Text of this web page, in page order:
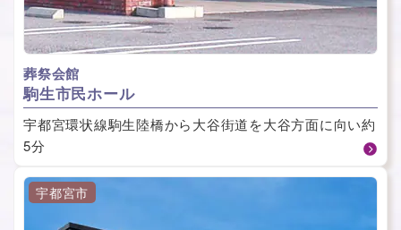
葬祭会館
駒⽣市⺠ホール
宇都宮環状線駒生陸橋から大谷街道を大谷方面に向い約
5分
宇都宮市